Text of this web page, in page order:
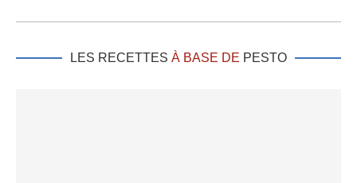
LES RECETTES À BASE DE PESTO